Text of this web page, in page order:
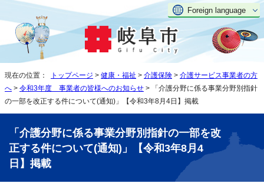
Foreign language
現在の位置： トップページ > 健康・福祉 > 介護保険 > 介護サービス事業者の方
へ > 令和3年度 事業者の皆様へのお知らせ > 「介護分野に係る事業分野別指針
の一部を改正する件について(通知)」【令和3年8月4日】掲載
「介護分野に係る事業分野別指針の一部を改
正する件について(通知)」【令和3年8月4
日】掲載